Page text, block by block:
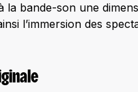
la bande-son une
l’immersion des